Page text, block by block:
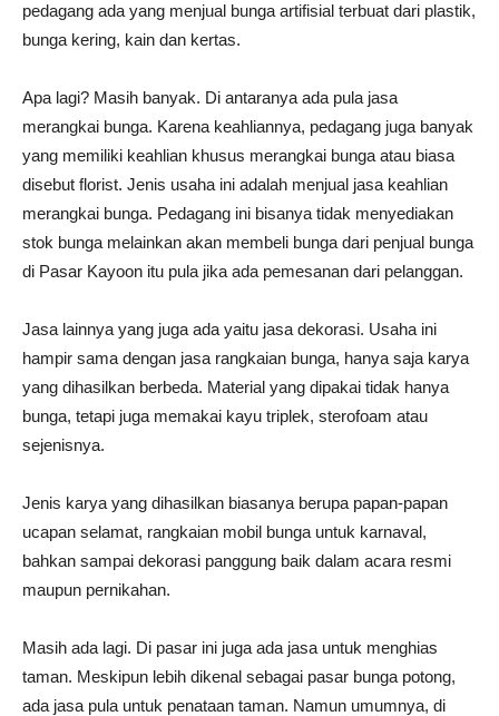
pedagang ada yang menjual bunga artifisial terbuat dari plastik,
bunga kering, kain dan kertas.
Apa lagi? Masih banyak. Di antaranya ada pula jasa
merangkai bunga. Karena keahliannya, pedagang juga banyak
yang memiliki keahlian khusus merangkai bunga atau biasa
disebut florist. Jenis usaha ini adalah menjual jasa keahlian
merangkai bunga. Pedagang ini bisanya tidak menyediakan
stok bunga melainkan akan membeli bunga dari penjual bunga
di Pasar Kayoon itu pula jika ada pemesanan dari pelanggan.
Jasa lainnya yang juga ada yaitu jasa dekorasi. Usaha ini
hampir sama dengan jasa rangkaian bunga, hanya saja karya
yang dihasilkan berbeda. Material yang dipakai tidak hanya
bunga, tetapi juga memakai kayu triplek, sterofoam atau
sejenisnya.
Jenis karya yang dihasilkan biasanya berupa papan-papan
ucapan selamat, rangkaian mobil bunga untuk karnaval,
bahkan sampai dekorasi panggung baik dalam acara resmi
maupun pernikahan.
Masih ada lagi. Di pasar ini juga ada jasa untuk menghias
taman. Meskipun lebih dikenal sebagai pasar bunga potong,
ada jasa pula untuk penataan taman. Namun umumnya, di